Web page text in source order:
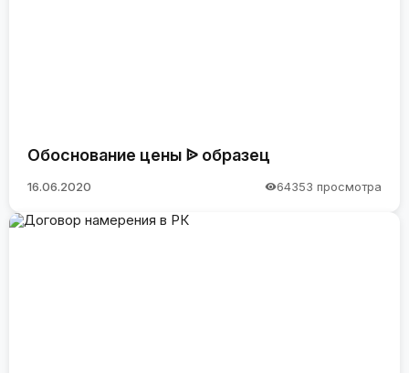
Обоснование цены ᐉ образец
16.06.2020 64353 просмотра